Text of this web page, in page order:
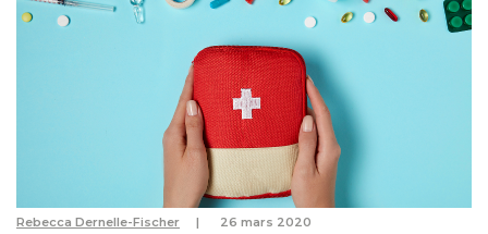
Rebecca Dernelle-Fischer 26 mars 2020